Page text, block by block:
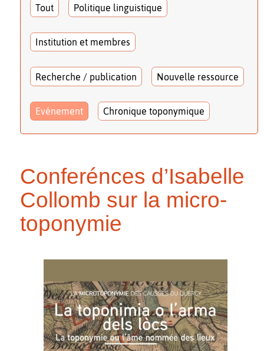
Tout Politique linguistique
Institution et membres
Recherche / publication Nouvelle ressource
Evénement Chronique toponymique
Conferénces d’Isabelle
Collomb sur la micro-
toponymie